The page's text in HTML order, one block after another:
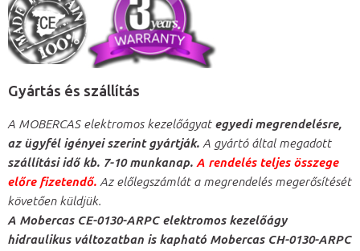
Gyártás és szállítás
A MOBERCAS elektromos kezelőágyat egyedi megrendelésre,
az ügyfél igényei szerint gyártják.A gyártó által megadott
szállítási idő kb. 7-10 munkanap.A rendelés teljes összege
előre fizetendő. Az előlegszámlát a megrendelés megerősítését
követően küldjük.
A Mobercas CE-0130-ARPC elektromos kezelőágy
hidraulikus változatban is kapható Mobercas CH-0130-ARPC